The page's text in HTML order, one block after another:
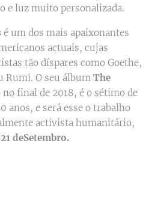
e luz muito personalizada.
é um dos mais apaixonantes
actuais, cujas
tão díspares como Goethe,
Rumi. O seu álbum The
no final de 2018, é o sétimo de
anos, e será esse o trabalho
activista humanitário,
21 deSetembro.